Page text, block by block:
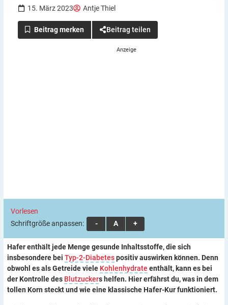
15. März 2023 Antje Thiel
Beitrag teilen
Vorlesen
Schriftgröße anpassen:
A A A
Hafer enthält jede Menge gesunde Inhaltsstoffe, die sich
insbesondere bei Typ-2-Diabetespositiv auswirken können. Denn
obwohl es als Getreide viele Kohlenhydrate enthält, kann es bei
der Kontrolle des Blutzuckers helfen. Hier erfährst du, was in dem
tollen Korn steckt und wie eine klassische Hafer-Kurfunktioniert.